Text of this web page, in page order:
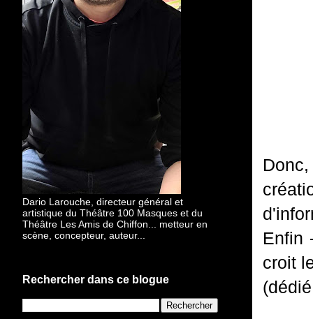
Enfin
croit
Dario Larouche, directeur général et
artistique du Théâtre 100 Masques et du
Théâtre Les Amis de Chiffon... metteur en
scène, concepteur, auteur...
Rechercher dans ce blogue